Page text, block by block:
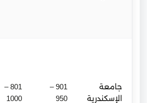
جامعة
الإسكندرية
901 –
950
801 –
1000